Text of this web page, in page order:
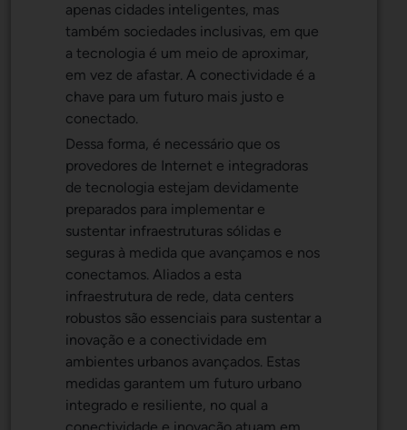
apenas cidades inteligentes, mas
também sociedades inclusivas, em que
a tecnologia é um meio de aproximar,
em vez de afastar. A conectividade é a
chave para um futuro mais justo e
conectado.
Dessa forma, é necessário que os
provedores de Internet e integradoras
de tecnologia estejam devidamente
preparados para implementar e
sustentar infraestruturas sólidas e
seguras à medida que avançamos e nos
conectamos. Aliados a esta
infraestrutura de rede, data centers
robustos são essenciais para sustentar a
inovação e a conectividade em
ambientes urbanos avançados. Estas
medidas garantem um futuro urbano
integrado e resiliente, no qual a